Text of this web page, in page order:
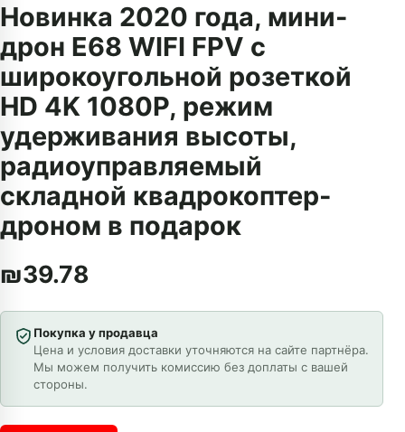
Новинка 2020 года, мини-
дрон E68 WIFI FPV с
широкоугольной розеткой
HD 4K 1080P, режим
удерживания высоты,
радиоуправляемый
складной квадрокоптер-
дроном в подарок
₪39.78
Покупка у продавца
Цена и условия доставки уточняются на сайте партнёра.
Мы можем получить комиссию без доплаты с вашей
стороны.